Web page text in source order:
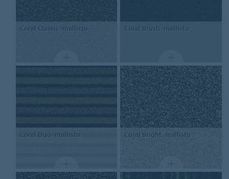
Coral Classic -mallisto Coral Brush -mallisto
Coral Duo -mallisto Coral Bright -mallisto